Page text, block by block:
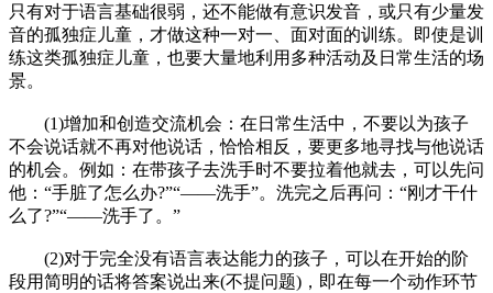
只有对于语言基础很弱，还不能做有意识发音，或只有少量发
音的孤独症儿童，才做这种一对一、面对面的训练。即使是训
练这类孤独症儿童，也要大量地利用多种活动及日常生活的场
景。
(1)增加和创造交流机会：在日常生活中，不要以为孩子
不会说话就不再对他说话，恰恰相反，要更多地寻找与他说话
的机会。例如：在带孩子去洗手时不要拉着他就去，可以先问
他：“手脏了怎么办?”“——洗手”。洗完之后再问：“刚才干什
么了?”“——洗手了。”
(2)对于完全没有语言表达能力的孩子，可以在开始的阶
段用简明的话将答案说出来(不提问题)，即在每一个动作环节